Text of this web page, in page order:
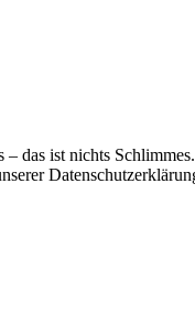
das ist nichts